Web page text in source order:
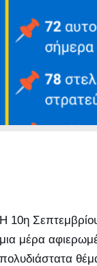
Η 10η
μια μέρα
πολυδιάστατα